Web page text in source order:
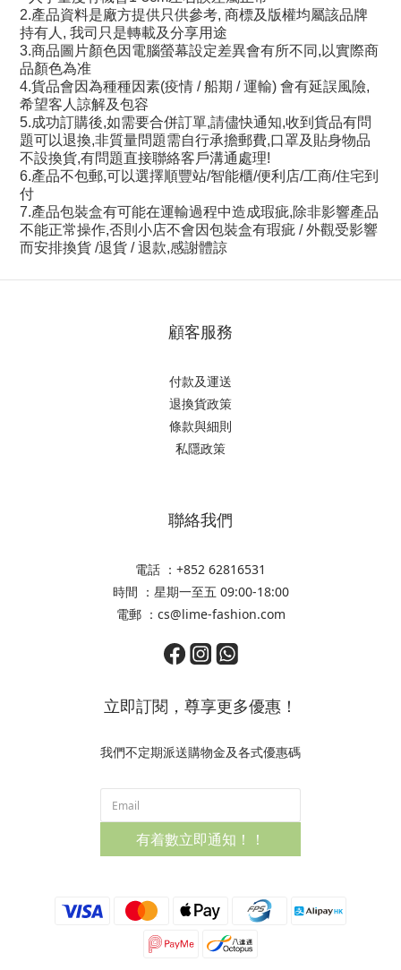
2.產品資料是廠方提供只供參考, 商標及版權均屬該品牌
持有人, 我司只是轉載及分享用途
3.商品圖片顏色因電腦螢幕設定差異會有所不同,以實際商
品顏色為准
4.貨品會因為種種因素(疫情 / 船期 / 運輸) 會有延誤風險,
希望客人諒解及包容
5.成功訂購後,如需要合併訂單,請儘快通知,收到貨品有問
題可以退換,非質量問題需自行承擔郵費,口罩及貼身物品
不設換貨,有問題直接聯絡客戶溝通處理!
6.產品不包郵,可以選擇順豐站/智能櫃/便利店/工商/住宅到
付
7.產品包裝盒有可能在運輸過程中造成瑕疵,除非影響產品
不能正常操作,否則小店不會因包裝盒有瑕疵 / 外觀受影響
而安排換貨 /退貨 / 退款,感謝體諒
顧客服務
付款及運送
退換貨政策
條款與細則
私隱政策
聯絡我們
電話 ：+852 62816531
時間 ：星期一至五 09:00-18:00
電郵 ：cs@lime-fashion.com
立即訂閱，尊享更多優惠！
我們不定期派送購物金及各式優惠碼
有着數立即通知！！